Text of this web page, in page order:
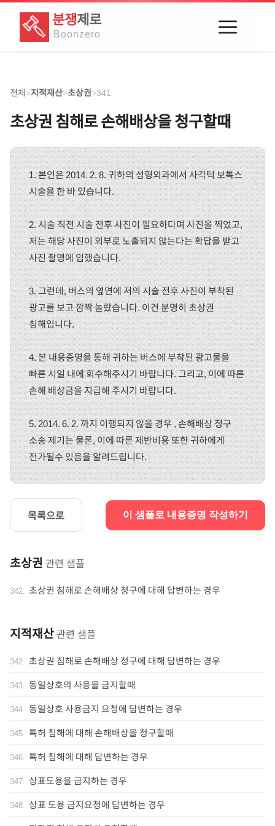
분쟁제로
Boonzero
전체>지적재산>초상권>341
초상권 침해로 손해배상을 청구할때
1. 본인은 2014. 2. 8. 귀하의 성형외과에서 사각턱 보톡스
시술을 한 바 있습니다.
2. 시술 직전 시술 전후 사진이 필요하다며 사진을 찍었고,
저는 해당 사진이 외부로 노출되지 않는다는 확답을 받고
사진 촬영에 임했습니다.
3. 그런데, 버스의 옆면에 저의 시술 전후 사진이 부착된
광고를 보고 깜짝 놀랐습니다. 이건 분명히 초상권
침해입니다.
4. 본 내용증명을 통해 귀하는 버스에 부착된 광고물을
빠른 시일 내에 회수해주시기 바랍니다. 그리고, 이에 따른
손해 배상금을 지급해 주시기 바랍니다.
5. 2014. 6. 2. 까지 이행되지 않을 경우 , 손해배상 청구
소송 제기는 물론, 이에 따른 제반비용 또한 귀하에게
전가될수 있음을 알려드립니다.
목록으로 이 샘플로 내용증명 작성하기
초상권 관련 샘플
342. 초상권 침해로 손해배상 청구에 대해 답변하는 경우
지적재산 관련 샘플
342. 초상권 침해로 손해배상 청구에 대해 답변하는 경우
343. 동일상호의 사용을 금지할때
344. 동일상호 사용금지 요청에 답변하는 경우
345. 특허 침해에 대해 손해배상을 청구할때
346. 특허 침해에 대해 답변하는 경우
347. 상표도용을 금지하는 경우
348. 상표 도용 금지요청에 답변하는 경우